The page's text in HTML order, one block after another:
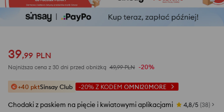
39,99 PLN
Najniższa cena z 30 dni przed obniżką 49,99 PLN -20%
+40 pktSinsay Club -20% Z KODEM OMNI20MORE
Chodaki z paskiem na pięcie i kwiatowymi aplikacjami 4,8/5 (38)